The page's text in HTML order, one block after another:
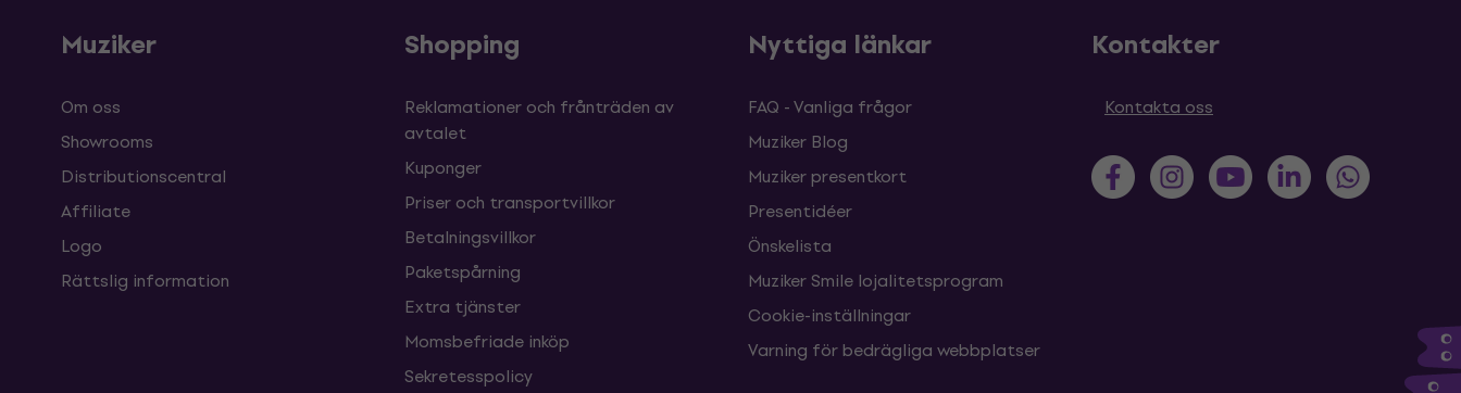
Muziker
Om oss
Showrooms
Distributionscentral
Affiliate
Logo
Rättslig information
Shopping
Reklamationer och frånträden av
avtalet
Kuponger
Priser och transportvillkor
Betalningsvillkor
Paketspårning
Extra tjänster
Momsbefriade inköp
Sekretesspolicy
Nyttiga länkar
FAQ - Vanliga frågor
Muziker Blog
Muziker presentkort
Presentidéer
Önskelista
Muziker Smile lojalitetsprogram
Cookie-inställningar
Varning för bedrägliga webbplatser
Kontakter
Kontakta oss